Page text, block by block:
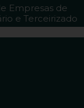
Empresas de
e Terceirizado